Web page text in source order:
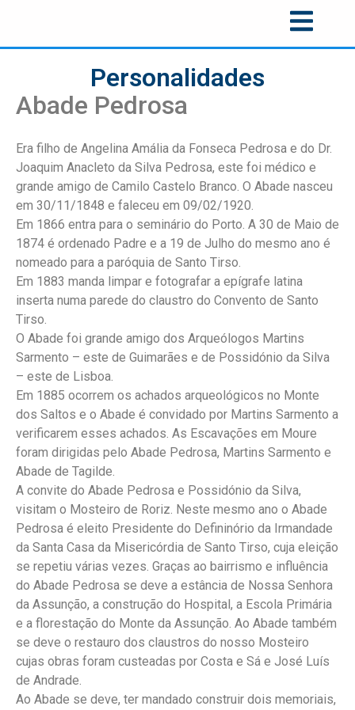
Personalidades
Abade Pedrosa
Era filho de Angelina Amália da Fonseca Pedrosa e do Dr.
Joaquim Anacleto da Silva Pedrosa, este foi médico e
grande amigo de Camilo Castelo Branco. O Abade nasceu
em 30/11/1848 e faleceu em 09/02/1920.
Em 1866 entra para o seminário do Porto. A 30 de Maio de
1874 é ordenado Padre e a 19 de Julho do mesmo ano é
nomeado para a paróquia de Santo Tirso.
Em 1883 manda limpar e fotografar a epígrafe latina
inserta numa parede do claustro do Convento de Santo
Tirso.
O Abade foi grande amigo dos Arqueólogos Martins
Sarmento – este de Guimarães e de Possidónio da Silva
– este de Lisboa.
Em 1885 ocorrem os achados arqueológicos no Monte
dos Saltos e o Abade é convidado por Martins Sarmento a
verificarem esses achados. As Escavações em Moure
foram dirigidas pelo Abade Pedrosa, Martins Sarmento e
Abade de Tagilde.
A convite do Abade Pedrosa e Possidónio da Silva,
visitam o Mosteiro de Roriz. Neste mesmo ano o Abade
Pedrosa é eleito Presidente do Defininório da Irmandade
da Santa Casa da Misericórdia de Santo Tirso, cuja eleição
se repetiu várias vezes. Graças ao bairrismo e influência
do Abade Pedrosa se deve a estância de Nossa Senhora
da Assunção, a construção do Hospital, a Escola Primária
e a florestação do Monte da Assunção. Ao Abade também
se deve o restauro dos claustros do nosso Mosteiro
cujas obras foram custeadas por Costa e Sá e José Luís
de Andrade.
Ao Abade se deve, ter mandado construir dois memoriais,